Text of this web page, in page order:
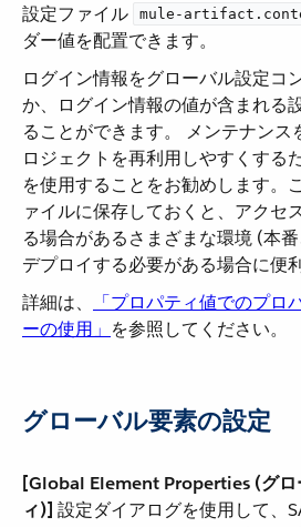
設定ファイル ​
mule-
ダー値を配置できます。
ログイン情報をグローバル設定コ
か、ログイン情報の値が含まれる
ることができます。 メンテナン
ロジェクトを再利用しやすくする
を使用することをお勧めします。
ァイルに保存しておくと、アクセ
る場合があるさまざまな環境 (本
デプロイする必要がある場合に便利
詳細は、​
「プロパティ値でのプロ
ーの使用」 ​を参照してください。
グローバル要素の設定
[Global Element Properties (グロ
ィ)] 設定ダイアログを使用して、